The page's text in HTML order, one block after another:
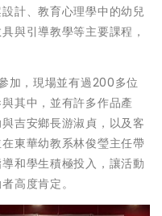
計、教育心理學中的幼兒
與引導教學等主要課程，
加，現場並有過200多位
其中，並有許多作品產
吉安鄉長游淑貞，以及客
東華幼教系林俊瑩主任帶
和學生積極投入，讓活動
高度肯定。